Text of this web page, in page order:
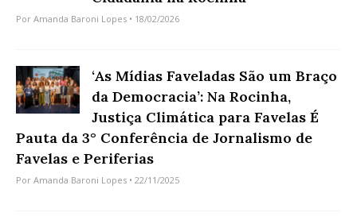
Por Amanda Baroni Lopes • 18/02/2026
‘As Mídias Faveladas São um Braço
da Democracia’: Na Rocinha,
Justiça Climática para Favelas É
Pauta da 3° Conferência de Jornalismo de
Favelas e Periferias
Por Amanda Baroni Lopes • 22/11/2025